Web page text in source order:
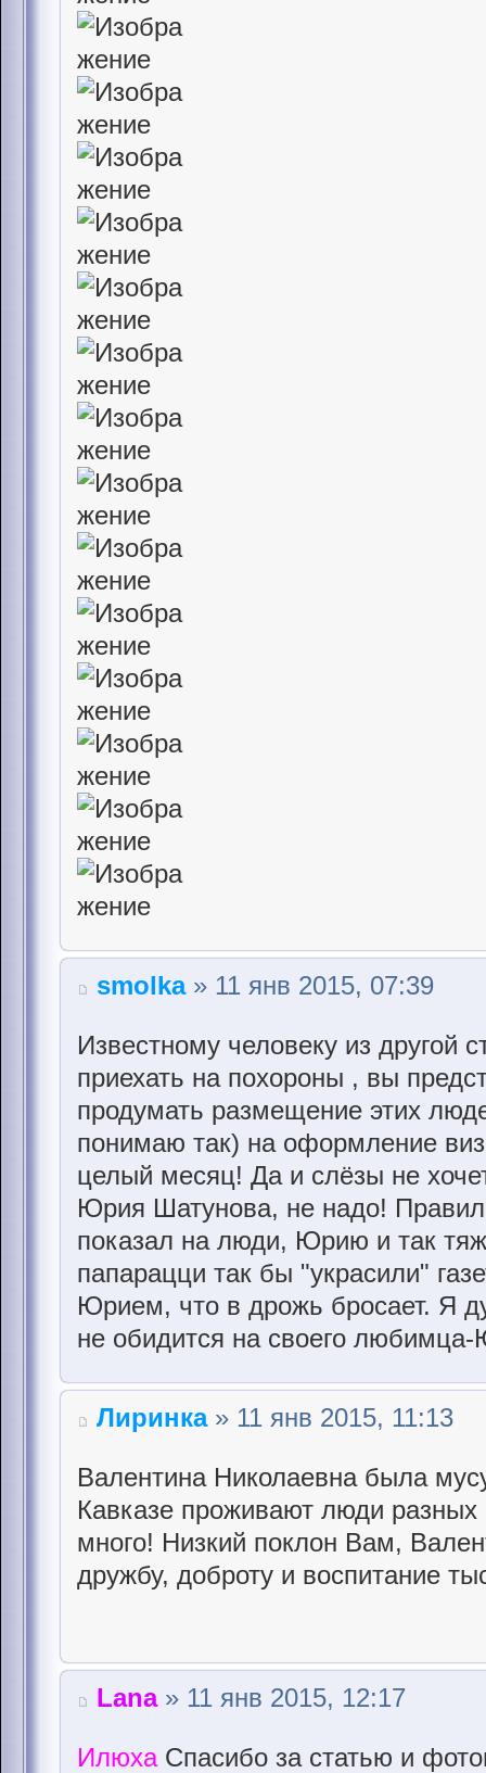
smolka» 11 янв 2015, 07:39
Известному человеку из другой
приехать на похороны , вы
продумать размещение этих
понимаю так) на оформление
целый месяц! Да и слёзы не
Юрия Шатунова, не надо!
показал на люди, Юрию и так
папарацци так бы "украсили"
Юрием, что в дрожь бросает. Я
не обидится на своего
Лиринка» 11 янв 2015, 11:13
Валентина Николаевна была
Кавказе проживают люди
много! Низкий поклон Вам,
дружбу, доброту и воспитание
Lana» 11 янв 2015, 12:17
Илюха Спасибо за статью и